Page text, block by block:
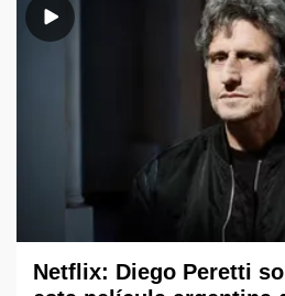
Netflix: Diego Peretti